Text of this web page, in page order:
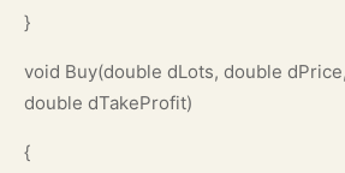
}
void Buy(double dLots, double
double dTakeProfit)
{